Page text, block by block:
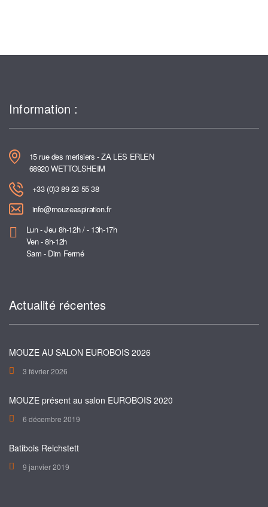
Information :
15 rue des merisiers - ZA LES ERLEN
68920 WETTOLSHEIM
+33 (0)3 89 23 55 38
info@mouzeaspiration.fr
Lun - Jeu 8h-12h / - 13h-17h
Ven - 8h-12h
Sam - Dim Fermé
Actualité récentes
MOUZE AU SALON EUROBOIS 2026
3 février 2026
MOUZE présent au salon EUROBOIS 2020
6 décembre 2019
Batibois Reichstett
9 janvier 2019